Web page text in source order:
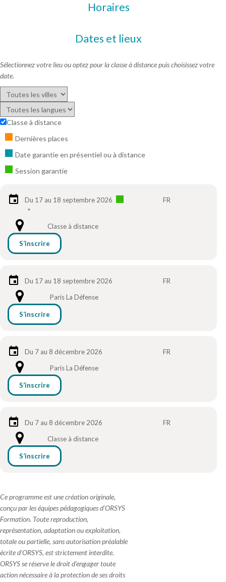
Horaires
Dates et lieux
Sélectionnez votre lieu ou optez pour la classe à distance puis choisissez votre
date.
Classe à distance
Dernières places
Date garantie en présentiel ou à distance
Session garantie
Du 17 au 18 septembre 2026
*
FR
Classe à distance
S’inscrire
Du 17 au 18 septembre 2026
FR
Paris La Défense
S’inscrire
Du 7 au 8 décembre 2026
FR
Paris La Défense
S’inscrire
Du 7 au 8 décembre 2026
FR
Classe à distance
S’inscrire
Ce programme est une création originale,
conçu par les équipes pédagogiques d'ORSYS
Formation. Toute reproduction,
représentation, adaptation ou exploitation,
totale ou partielle, sans autorisation préalable
écrite d'ORSYS, est strictement interdite.
ORSYS se réserve le droit d'engager toute
action nécessaire à la protection de ses droits